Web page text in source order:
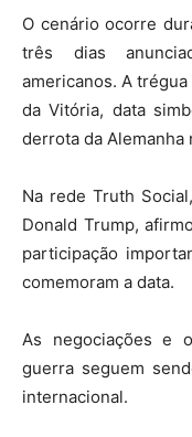
O cenário ocorre
três dias
americanos. A
da Vitória, data
derrota da Alemanha
Na rede Truth
Donald Trump,
participação
comemoram a data.
As negociações e
guerra seguem
internacional.